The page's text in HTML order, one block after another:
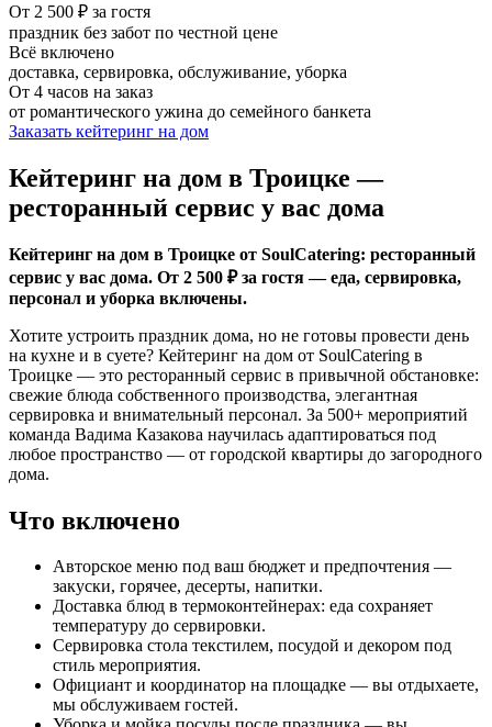
От 2 500 ₽ за гостя
праздник без забот по честной цене
Всё включено
доставка, сервировка, обслуживание, уборка
От 4 часов на заказ
от романтического ужина до семейного банкета
Заказать кейтеринг на дом
Кейтеринг на дом в Троицке —
ресторанный сервис у вас дома
Кейтеринг на дом в Троицке от SoulCatering: ресторанный
сервис у вас дома. От 2 500 ₽ за гостя — еда, сервировка,
персонал и уборка включены.
Хотите устроить праздник дома, но не готовы провести день
на кухне и в суете? Кейтеринг на дом от SoulCatering в
Троицке — это ресторанный сервис в привычной обстановке:
свежие блюда собственного производства, элегантная
сервировка и внимательный персонал. За 500+ мероприятий
команда Вадима Казакова научилась адаптироваться под
любое пространство — от городской квартиры до загородного
дома.
Что включено
Авторское меню под ваш бюджет и предпочтения —
закуски, горячее, десерты, напитки.
Доставка блюд в термоконтейнерах: еда сохраняет
температуру до сервировки.
Сервировка стола текстилем, посудой и декором под
стиль мероприятия.
Официант и координатор на площадке — вы отдыхаете,
мы обслуживаем гостей.